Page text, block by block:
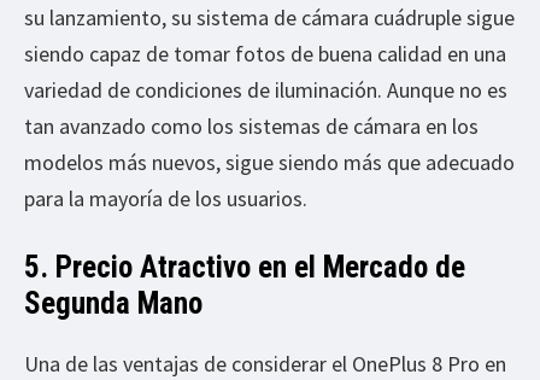
su lanzamiento, su sistema de cámara cuádruple sigue
siendo capaz de tomar fotos de buena calidad en una
variedad de condiciones de iluminación. Aunque no es
tan avanzado como los sistemas de cámara en los
modelos más nuevos, sigue siendo más que adecuado
para la mayoría de los usuarios.
5. Precio Atractivo en el Mercado de
Segunda Mano
Una de las ventajas de considerar el OnePlus 8 Pro en